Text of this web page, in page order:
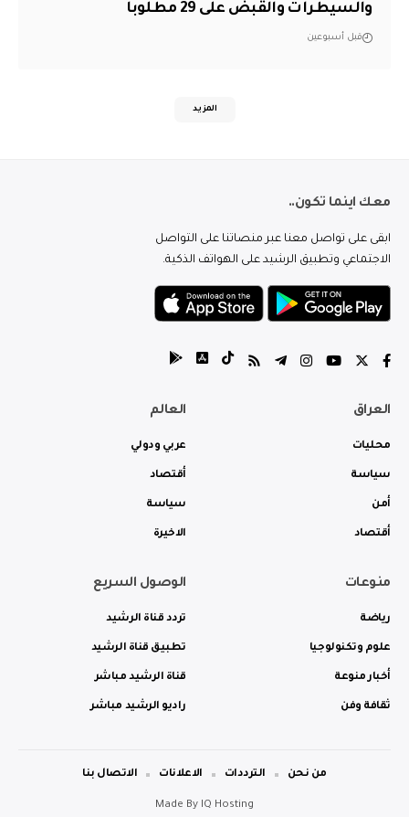
والسيطرات والقبض على 29 مطلوباً
قبل أسبوعين
المزيد
معك اينما تكون..
ابقى على تواصل معنا عبر منصاتنا على التواصل
الاجتماعي وتطبيق الرشيد على الهواتف الذكية.
العراق
محليات
سياسة
أمن
أقتصاد
العالم
عربي ودولي
أقتصاد
سياسة
الاخيرة
منوعات
رياضة
علوم وتكنولوجيا
أخبار منوعة
ثقافة وفن
الوصول السريع
تردد قناة الرشيد
تطبيق قناة الرشيد
قناة الرشيد مباشر
راديو الرشيد مباشر
Made By IQ Hosting
من نحن الترددات الاعلانات الاتصال بنا